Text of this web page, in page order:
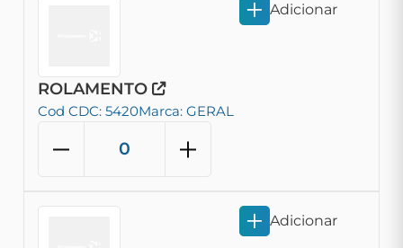
ROLAMENTO
Cod CDC: 5420Marca: GERAL
Adicionar
Adicionar